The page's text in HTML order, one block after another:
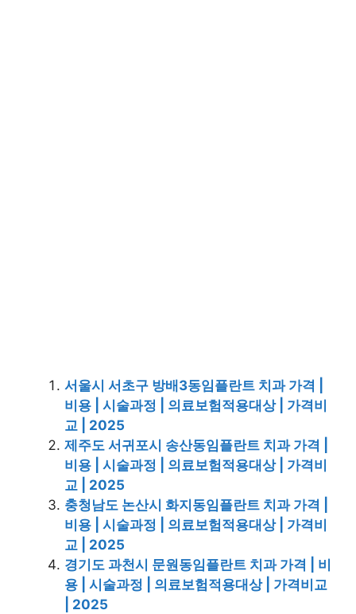
서울시 서초구 방배3동임플란트 치과 가격 |
비용 | 시술과정 | 의료보험적용대상 | 가격비
교 | 2025
제주도 서귀포시 송산동임플란트 치과 가격 |
비용 | 시술과정 | 의료보험적용대상 | 가격비
교 | 2025
충청남도 논산시 화지동임플란트 치과 가격 |
비용 | 시술과정 | 의료보험적용대상 | 가격비
교 | 2025
경기도 과천시 문원동임플란트 치과 가격 | 비
용 | 시술과정 | 의료보험적용대상 | 가격비교
| 2025